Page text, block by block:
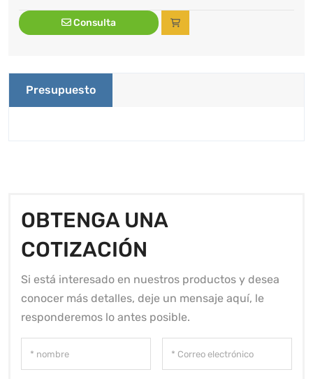
Consulta
Presupuesto
OBTENGA UNA
COTIZACIÓN
Si está interesado en nuestros productos y desea
conocer más detalles, deje un mensaje aquí, le
responderemos lo antes posible.